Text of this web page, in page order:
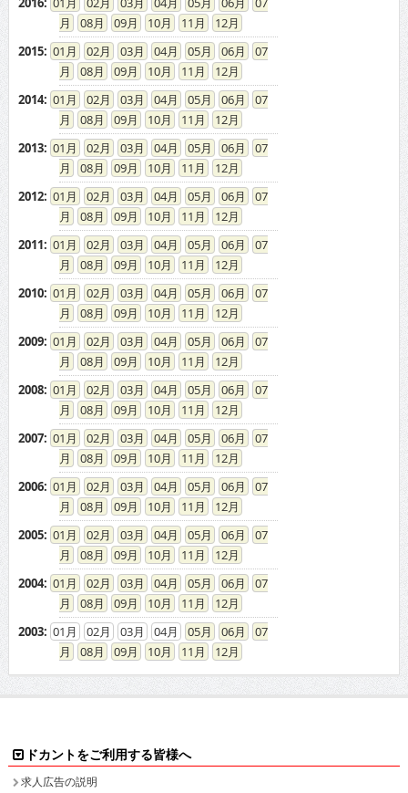
08
09 10 11
12
2015: 01 02 03 04 05 06
07
08
09 10 11
12
2014: 01 02 03 04 05 06
07
08
09 10 11
12
2013: 01 02 03 04 05 06
07
08
09 10 11
12
2012: 01 02 03 04 05 06
07
08
09 10 11
12
2011: 01 02 03 04 05 06
07
08
09 10 11
12
2010: 01 02 03 04 05 06
07
08
09 10 11
12
2009: 01 02 03 04 05 06
07
08
09 10 11
12
2008: 01 02 03 04 05 06
07
08
09 10 11
12
2007: 01 02 03 04 05 06
07
08
09 10 11
12
2006: 01 02 03 04 05 06
07
08
09 10 11
12
2005: 01 02 03 04 05 06
07
08
09 10 11
12
2004: 01 02 03 04 05 06
07
08
09 10 11
12
2003: 01 02 03 04 05 06
07
08
09 10 11 12
ドカントをご利用する皆様へ
求人広告の説明